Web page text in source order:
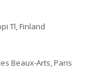
Tl, Finland
Beaux-Arts, Paris